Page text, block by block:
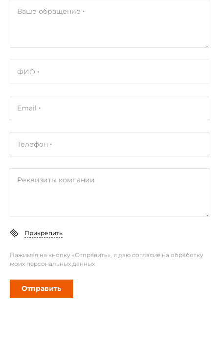
Ваше обращение
ФИО
Email
Телефон
Реквизиты компании
Прикрепить
Отправить
Нажимая на кнопку «Отправить», я даю согласие на обработку
моих персональных данных